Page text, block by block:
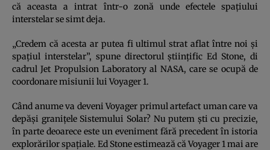
că aceasta a intrat într-o zonă unde efectele spaţiului
interstelar se simt deja.
„Credem că acesta ar putea fi ultimul strat aflat între noi şi
spaţiul interstelar”, spune directorul ştiinţific Ed Stone, di
cadrul Jet Propulsion Laboratory al NASA, care se ocupă de
coordonare misiunii lui Voyager 1.
Când anume va deveni Voyager primul artefact uman care va
depăşi graniţele Sistemului Solar? Nu putem şti cu precizie,
în parte deoarece este un eveniment fără precedent în istoria
explorărilor spaţiale. Ed Stone estimează că Voyager 1 mai are